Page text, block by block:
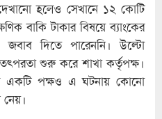
হলেও সেখানে ১২ কোটি
বাকি টাকার বিষয়ে ব্যাংকের
জবাব দিতে পারেননি। উল্টো
তৎপরতা শুরু করে শাখা কর্তৃপক্ষ।
একটি পক্ষও এ ঘটনায় কোনো
নেয়।